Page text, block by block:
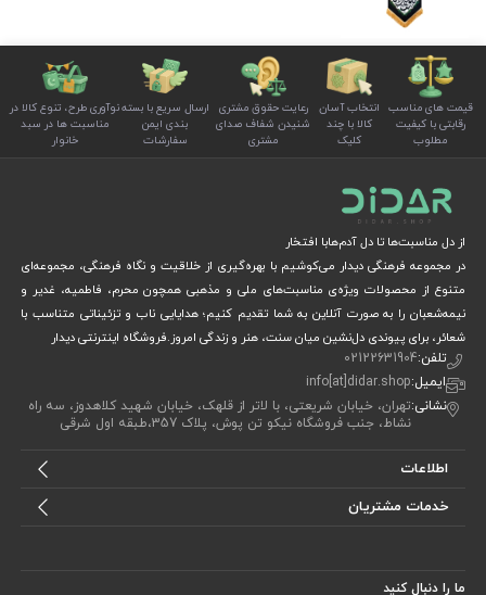
قیمت های مناسب
رقابتی با کیفیت
مطلوب
انتخاب آسان
کالا با چند
کلیک
رعایت حقوق مشتری
شنیدن شفاف صدای
مشتری
ارسال سریع با بسته
بندی ایمن
سفارشات
نوآوری طرح، تنوع کالا در
مناسبت ها در سبد
خانوار
از دل مناسبت‌ها تا دل آدم‌هابا افتخار
در مجموعه فرهنگی دیدار می‌کوشیم با بهره‌گیری از خلاقیت و نگاه فرهنگی، مجموعه‌ای
متنوع از محصولات ویژه‌ی مناسبت‌های ملی و مذهبی همچون محرم، فاطمیه، غدیر و
نیمه‌شعبان را به صورت آنلاین به شما تقدیم کنیم؛ هدایایی ناب و تزئیناتی متناسب با
شعائر، برای پیوندی دل‌نشین میان سنت، هنر و زندگی امروز.فروشگاه اینترنتی دیدار
تلفن:02122631904
ایمیل:info[at]didar.shop
نشانی:تهران، خیابان شریعتی، با لاتر از قلهک، خیابان شهید کلاهدوز، سه راه
نشاط، جنب فروشگاه نیکو تن پوش، پلاک 357،طبقه اول شرقی
اطلاعات
خدمات مشتریان
ما را دنبال کنید